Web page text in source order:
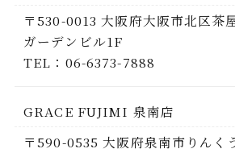
〒530-0013 大阪府大阪市北区茶
ガーデンビル1F
TEL：06-6373-7888
GRACE FUJIMI 泉南店
〒590-0535 大阪府泉南市りんく